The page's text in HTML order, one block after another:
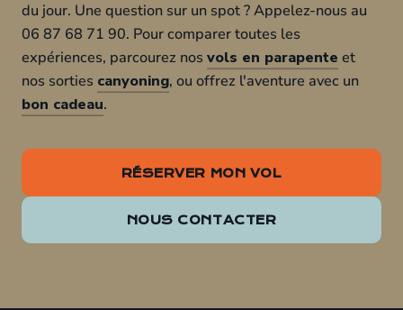
du jour. Une question sur un spot ? Appelez-nous au
06 87 68 71 90. Pour comparer toutes les
expériences, parcourez nos vols en parapente et
nos sorties canyoning, ou offrez l'aventure avec un
bon cadeau.
RÉSERVER MON VOL
NOUS CONTACTER